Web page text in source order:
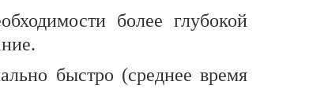
более глубокой
быстро (среднее время